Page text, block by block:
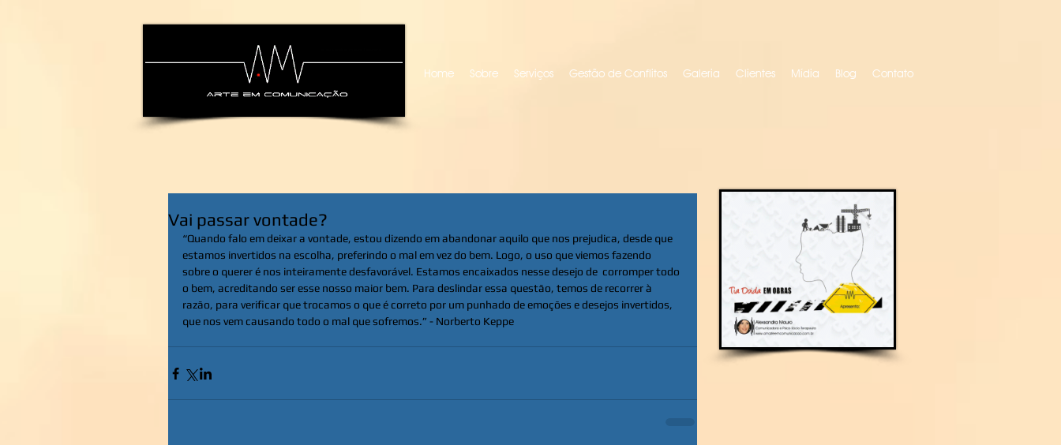
Home Sobre Serviços Gestão de Conflitos Galeria Clientes Mídia Blog Contato
Vai passar vontade?
“Quando falo em deixar a vontade, estou dizendo em abandonar aquilo que nos prejudica, desde que
estamos invertidos na escolha, preferindo o mal em vez do bem. Logo, o uso que viemos fazendo
sobre o querer é nos inteiramente desfavorável. Estamos encaixados nesse desejo de  corromper todo
o bem, acreditando ser esse nosso maior bem. Para deslindar essa questão, temos de recorrer à
razão, para verificar que trocamos o que é correto por um punhado de emoções e desejos invertidos,
que nos vem causando todo o mal que sofremos.” - Norberto Keppe